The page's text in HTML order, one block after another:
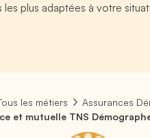
les plus adaptées à votre
les métiers
Assurances
et mutuelle TNS